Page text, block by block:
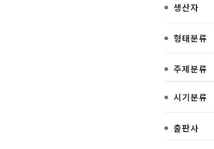
생산자
형태분류
주제분류
시기분류
출판사